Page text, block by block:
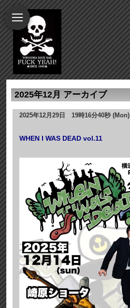
2025年12月 アーカイブ
2025年12月29日 19時16分40秒 (Mon)
WHEN I WAS DEAD vol.11